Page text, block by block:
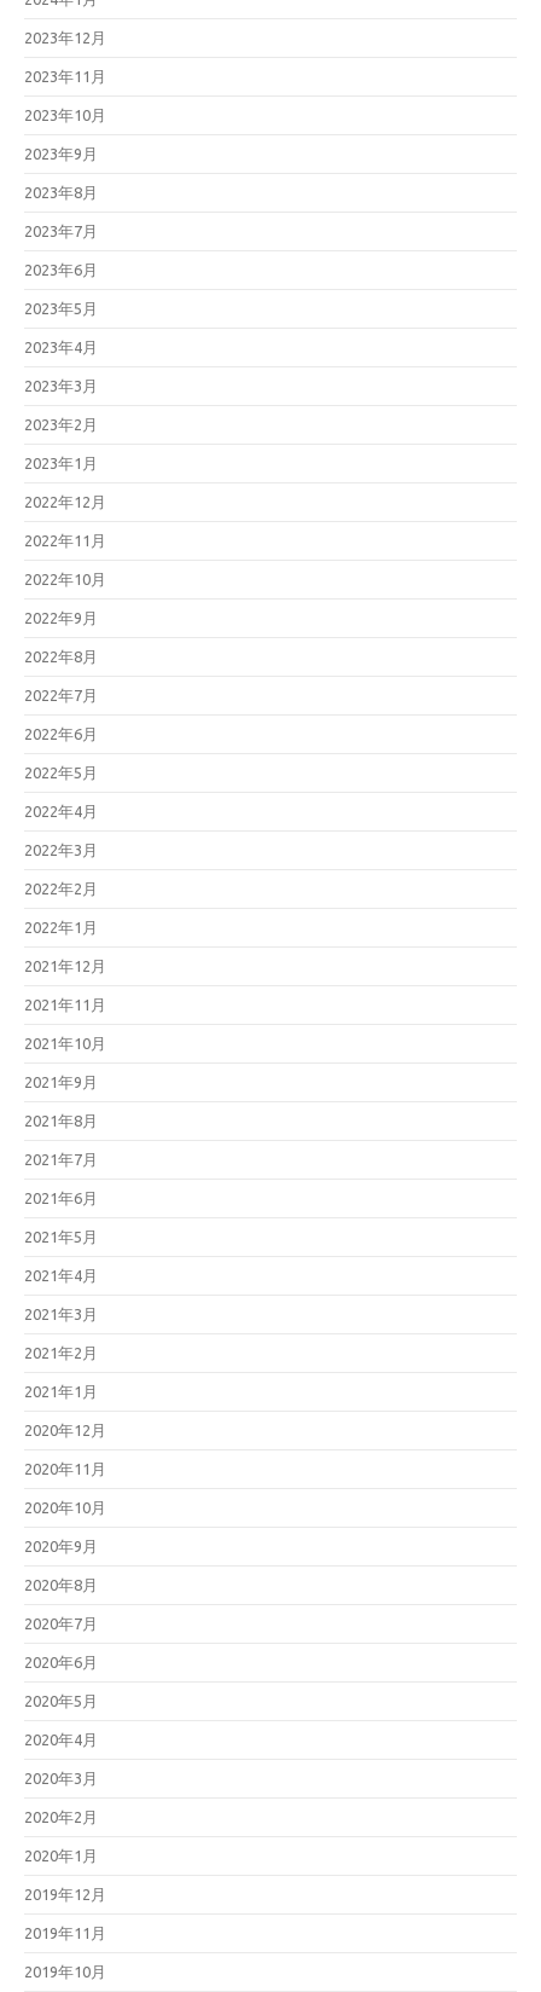
2023年12月
2023年11月
2023年10月
2023年9月
2023年8月
2023年7月
2023年6月
2023年5月
2023年4月
2023年3月
2023年2月
2023年1月
2022年12月
2022年11月
2022年10月
2022年9月
2022年8月
2022年7月
2022年6月
2022年5月
2022年4月
2022年3月
2022年2月
2022年1月
2021年12月
2021年11月
2021年10月
2021年9月
2021年8月
2021年7月
2021年6月
2021年5月
2021年4月
2021年3月
2021年2月
2021年1月
2020年12月
2020年11月
2020年10月
2020年9月
2020年8月
2020年7月
2020年6月
2020年5月
2020年4月
2020年3月
2020年2月
2020年1月
2019年12月
2019年11月
2019年10月